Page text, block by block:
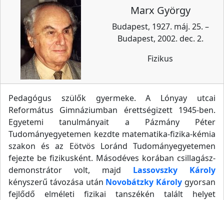
Marx György
Budapest, 1927. máj. 25. –
Budapest, 2002. dec. 2.
Fizikus
Pedagógus szülők gyermeke. A Lónyay utcai
Református Gimnáziumban érettségizett 1945-ben.
Egyetemi tanulmányait a Pázmány Péter
Tudományegyetemen kezdte matematika-fizika-kémia
szakon és az Eötvös Loránd Tudományegyetemen
fejezte be fizikusként. Másodéves korában csillagász-
demonstrátor volt, majd Lassovszky Károly
kényszerű távozása után Novobátzky Károly gyorsan
fejlődő elméleti fizikai tanszékén talált helyet